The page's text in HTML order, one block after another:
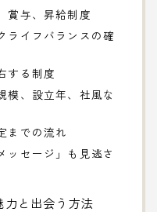
賞与、昇給制度
ライフバランスの確
する制度
模、設立年、社風な
までの流れ
ッセージ」も見逃さ
力と出会う方法